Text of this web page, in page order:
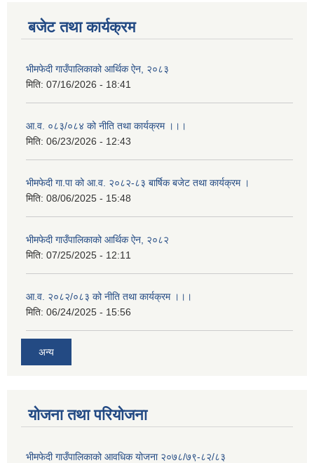
बजेट तथा कार्यक्रम
भीमफेदी गाउँपालिकाको आर्थिक ऐन, २०८३
मिति: 07/16/2026 - 18:41
आ.व. ०८३/०८४ को नीति तथा कार्यक्रम ।।।
मिति: 06/23/2026 - 12:43
भीमफेदी गा.पा को आ.व. २०८२-८३ बार्षिक बजेट तथा कार्यक्रम ।
मिति: 08/06/2025 - 15:48
भीमफेदी गाउँपालिकाको आर्थिक ऐन, २०८२
मिति: 07/25/2025 - 12:11
आ.व. २०८२/०८३ को नीति तथा कार्यक्रम ।।।
मिति: 06/24/2025 - 15:56
अन्य
योजना तथा परियोजना
भीमफेदी गाउँपालिकाको आवधिक योजना २०७८/७९-८२/८३